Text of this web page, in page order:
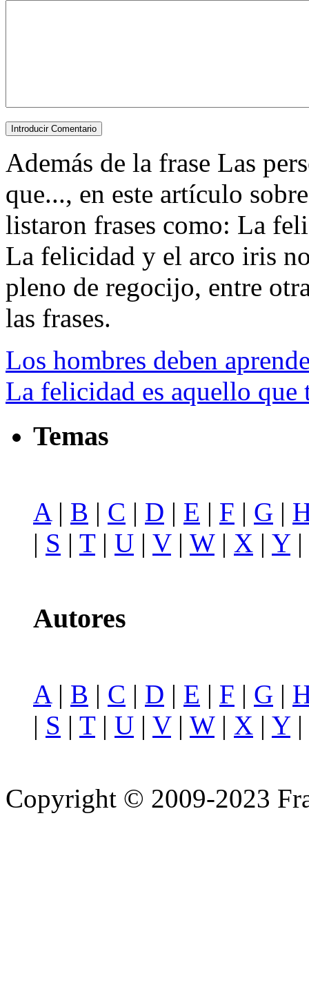
Además de la frase Las
que..., en este artículo
listaron frases como: La
La felicidad y el arco iris
pleno de regocijo, entre
las frases.
Los hombres deben
La felicidad es aquello que
Temas
A | B | C | D | E | F | G |
| S | T| U | V| W| X | Y|
Autores
A| B | C | D | E | F | G |
| S | T| U | V| W| X | Y|
Copyright © 2009-2023